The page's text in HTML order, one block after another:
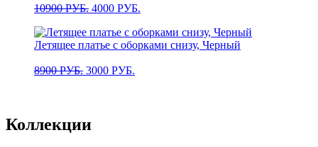
10900РУБ. Первоначальная
составляла
10900 РУБ..
4000 РУБ.
4000 РУБ..
Летящее платье с оборками снизу, Черный
8900РУБ. Первоначальная
3000 РУБ.
Коллекции